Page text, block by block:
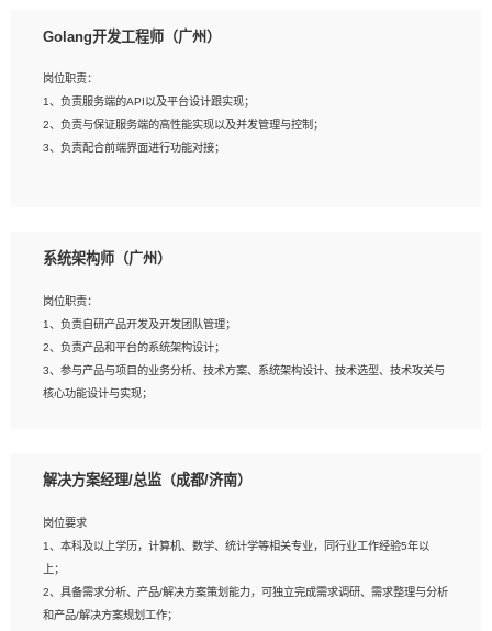
2、熟悉PostgreSQL、redis、MongoDB、ElasticSearch等开源数据库运维管理，
4、熟悉Hadoop、HBASE、Spark等大数据平台优先。
5、熟悉linux或任意一种unix操作系统，如有较强操作系统侧工作经验者优先。
6、具备丰富的项目实施经验，较强的自我学习能力。
Golang开发工程师（广州）
岗位职责：
1、负责服务端的API以及平台设计跟实现；
2、负责与保证服务端的高性能实现以及并发管理与控制；
3、负责配合前端界面进行功能对接；
2、1年以上Golang开发工作经验，能独立完成相应项目开发；
与实现，熟悉常用开源框架及设计模式；
4、熟悉Golang、连接池、消息队列等组件使用、熟悉后端开发、测试、调试流程
跟工具使用；
5、对技术有激情，喜欢钻研，能快速接受和掌握新技术，学习能力和工作责任心
强，良好的沟通表达能力和团队协作能力。
系统架构师（广州）
岗位职责：
1、负责自研产品开发及开发团队管理；
2、负责产品和平台的系统架构设计；
3、参与产品与项目的业务分析、技术方案、系统架构设计、技术选型、技术攻关与
核心功能设计与实现；
岗位要求：
1、全日制统招本科及以上学历，计算机相关专业毕业，5年以上开发工作经验；
2、具有扎实的java编程功底和良好的编码习惯，有分布式、多线程及高并发系统开
发经验和性能调优经验尤佳；熟悉JVM调优；掌握基础中间件、基础架构方案和云
平台、云产品功能特性，熟练使用相关平台的功能和了解其背后实现机制；
解决方案经理/总监（成都/济南）
岗位要求
1、本科及以上学历，计算机、数学、统计学等相关专业，同行业工作经验5年以
上；
2、具备需求分析、产品/解决方案策划能力，可独立完成需求调研、需求整理与分析
和产品/解决方案规划工作；